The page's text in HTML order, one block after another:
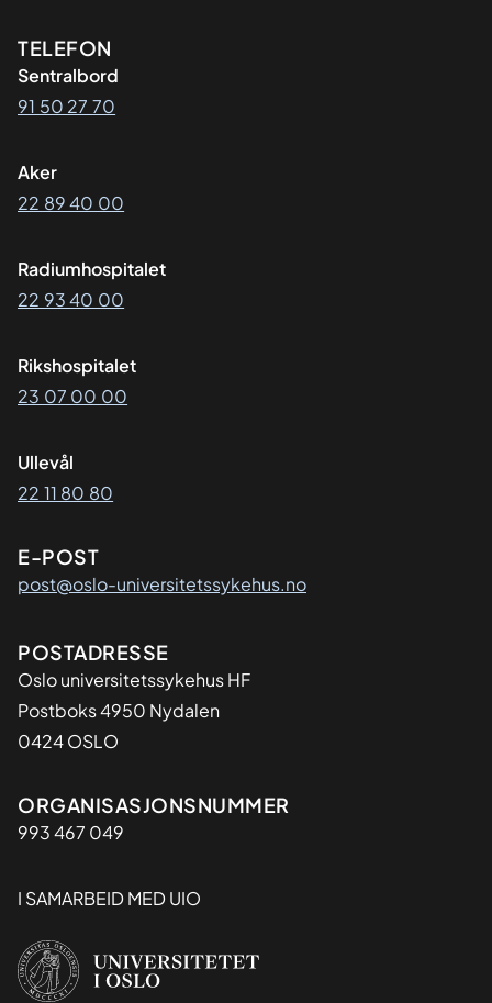
Kontaktinformasjon
TELEFON
Sentralbord
91 50 27 70
Aker
22 89 40 00
Radiumhospitalet
22 93 40 00
Rikshospitalet
23 07 00 00
Ullevål
22 11 80 80
E-POST
post@oslo-universitetssykehus.no
Adresse
POSTADRESSE
Oslo universitetssykehus HF
Postboks 4950 Nydalen
0424 OSLO
Organisasjon
ORGANISASJONSNUMMER
993 467 049
I SAMARBEID MED UIO